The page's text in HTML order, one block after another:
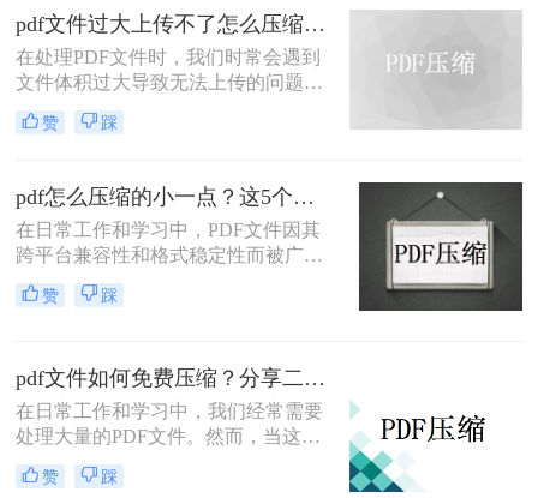
种免费且实用的PDF压缩方法。
pdf文件过大上传不了怎么压缩变小？两种压缩方法帮你轻松解决！
在处理PDF文件时，我们时常会遇到
文件体积过大导致无法上传的问题。
那么pdf文件过大上传不了怎么压缩变
小呢？为了帮助大家解决这一困扰，
法。
赞 踩
pdf怎么压缩的小一点？这5个方法轻松搞定！
在日常工作和学习中，PDF文件因其
跨平台兼容性和格式稳定性而被广泛
使用。然而，有时候PDF文件的体积
过大，不仅占用大量存储空间，还会
有效的方法，帮助用户轻松压缩PDF
文件，提高工作效率。
赞 踩
pdf文件如何免费压缩？分享二种压缩方法！
在日常工作和学习中，我们经常需要
处理大量的PDF文件。然而，当这些
文件体积过大时，会给存储和传输带
来诸多不便。因此，学会pdf文件如何
赞 踩